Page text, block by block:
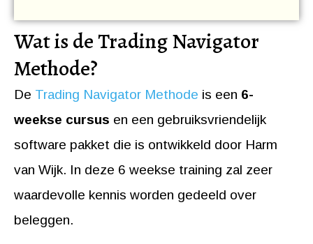
Wat is de Trading Navigator
Methode?
De Trading Navigator Methode is een 6-
weekse cursus en een gebruiksvriendelijk
software pakket die is ontwikkeld door Harm
van Wijk. In deze 6 weekse training zal zeer
waardevolle kennis worden gedeeld over
beleggen.